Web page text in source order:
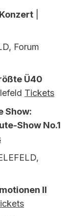
Forum
Ü40
Tickets
Show:
Show No.1
II